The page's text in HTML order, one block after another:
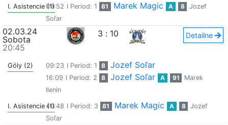
I. Asistencie (1)09:52 I Period: 1 81 Marek Magic A 8
Jozef
Soľar
02.03.24
Sobota
20:45
3 : 10 Detailne
Góly (2) 09:23 I Period: 1 8 Jozef Soľar
16:09 I Period: 2 8 Jozef Soľar A 91
Marek
Ilenin
I. Asistencie (1)40:48 I Period: 3 81 Marek Magic A 8
Jozef
Soľar